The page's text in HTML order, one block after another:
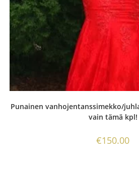
Punainen vanhojentanssimekko/
vain tämä kpl!
€150.00